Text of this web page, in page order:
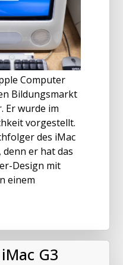
Computer
Bildungsmarkt
Er wurde im
vorgestellt.
des iMac
denn er hat das
Design mit
einem
G3